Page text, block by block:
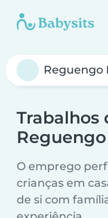
Trabalhos
O emprego
crianças em
de si com